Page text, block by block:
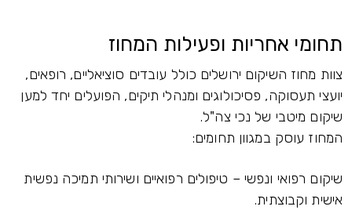
תחומי אחריות ופעילות המחוז
צוות מחוז השיקום ירושלים כולל עובדים סוציאליים, רופאים,
יועצי תעסוקה, פסיכולוגים ומנהלי תיקים, הפועלים יחד למען
שיקום מיטבי של נכי צה"ל.
המחוז עוסק במגוון תחומים:
שיקום רפואי ונפשי – טיפולים רפואיים ושירותי תמיכה נפשית
אישית וקבוצתית.